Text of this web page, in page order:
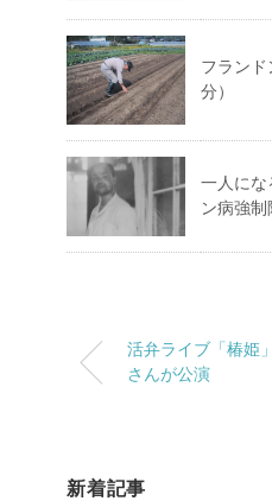
フラン
分）
一人にな
ン病強制
活弁ライブ「椿姫
さんが公演
新着記事